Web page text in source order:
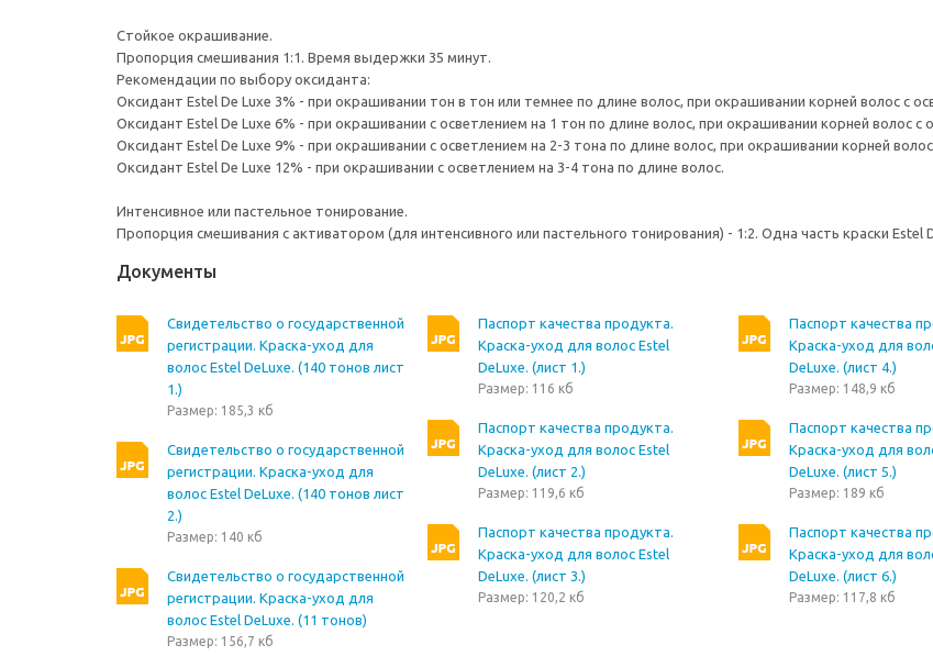
Стойкое окрашивание.
Пропорция смешивания 1:1. Время выдержки 35 минут.
Рекомендации по выбору оксиданта:
Оксидант Estel De Luxe 3% - при окрашивании тон в тон или темнее по длине волос, при окрашивании корней волос с
Оксидант Estel De Luxe 6% - при окрашивании с осветлением на 1 тон по длине волос, при окрашивании корней волос с
Оксидант Estel De Luxe 9% - при окрашивании с осветлением на 2-3 тона по длине волос, при окрашивании корней
Оксидант Estel De Luxe 12% - при окрашивании с осветлением на 3-4 тона по длине волос.
Интенсивное или пастельное тонирование.
Пропорция смешивания с активатором (для интенсивного или пастельного тонирования) - 1:2. Одна часть краски
Документы
Свидетельство о государственной
регистрации. Краска-уход для
волос Estel DeLuxe. (140 тонов лист
1.)
Размер: 185,3 кб
Свидетельство о государственной
регистрации. Краска-уход для
волос Estel DeLuxe. (140 тонов лист
2.)
Размер: 140 кб
Свидетельство о государственной
регистрации. Краска-уход для
волос Estel DeLuxe. (11 тонов)
Размер: 156,7 кб
Паспорт качества продукта.
Краска-уход для волос Estel
DeLuxe. (лист 1.)
Размер: 116 кб
Паспорт качества продукта.
Краска-уход для волос Estel
DeLuxe. (лист 2.)
Размер: 119,6 кб
Паспорт качества продукта.
Краска-уход для волос Estel
DeLuxe. (лист 3.)
Размер: 120,2 кб
Паспорт качества
Краска-уход для
DeLuxe. (лист 4.)
Размер: 148,9 кб
Паспорт качества
Краска-уход для
DeLuxe. (лист 5.)
Размер: 189 кб
Паспорт качества
Краска-уход для
DeLuxe. (лист 6.)
Размер: 117,8 кб